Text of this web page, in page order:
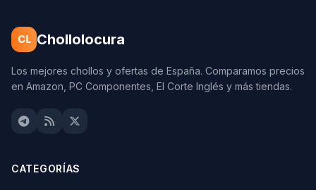
CL Chollolocura
Los mejores chollos y ofertas de España. Comparamos precios
en Amazon, PC Componentes, El Corte Inglés y más tiendas.
CATEGORÍAS